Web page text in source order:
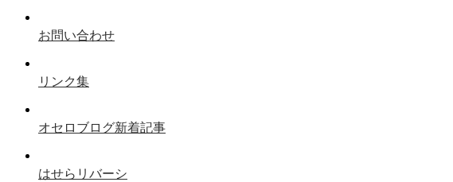
お問い合わせ
リンク集
オセロブログ新着記事
はせらリバーシ